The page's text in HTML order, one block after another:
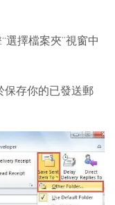
選擇檔案夾”視窗中
保存你的已發送郵